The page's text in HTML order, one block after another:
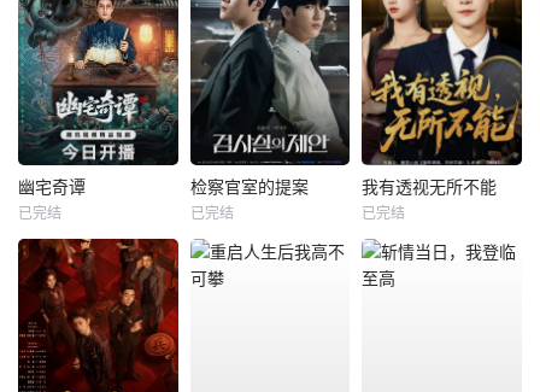
幽宅奇谭
已完结
检察官室的提案
已完结
我有透视无所不能
已完结